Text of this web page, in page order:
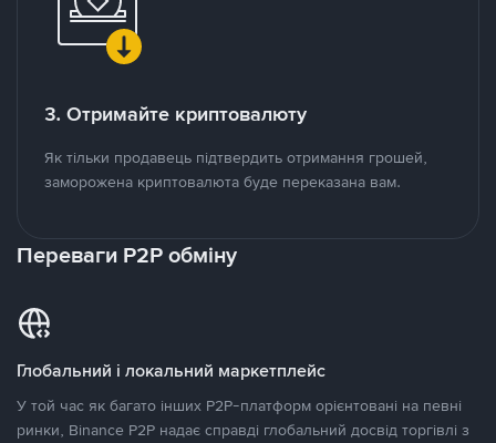
3. Отримайте криптовалюту
Як тільки продавець підтвердить отримання грошей,
заморожена криптовалюта буде переказана вам.
Переваги P2P обміну
Глобальний і локальний маркетплейс
У той час як багато інших P2P-платформ орієнтовані на певні
ринки, Binance P2P надає справді глобальний досвід торгівлі з